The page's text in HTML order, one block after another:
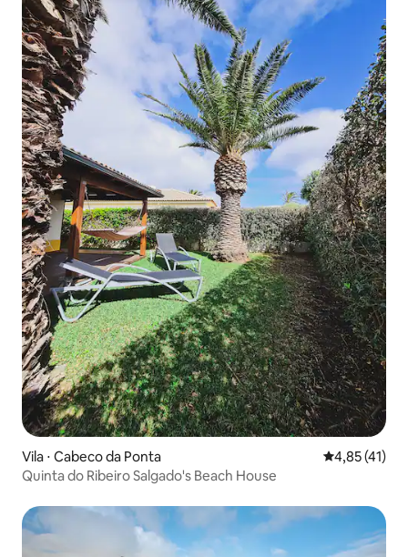
Vila ⋅ Cabeco da Ponta 4,85 de uma
4,85 (41)
Quinta do Ribeiro Salgado's Beach House